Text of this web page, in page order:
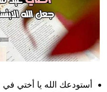
أستودعك الله يا أختي في